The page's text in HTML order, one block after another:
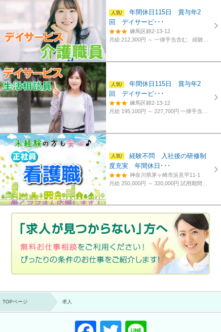
年間休日115日 賞与年2
回 デイサービ･･･
練馬区錦2-13-12
月給 212,300円 ～一律手当含む、経験・資格考慮
年間休日115日 賞与年2
回 デイサービ･･･
練馬区錦2-13-12
月給 195,100円 ～ 227,700円一律手当含む、経験・資格考慮
経験不問 入社後の研修制
度充実 年間休日･･･
神奈川県茅ヶ崎市浜見平11-1
月給 250,000円 ～ 320,000円試用期間あり。3カ月～4カ月。
TOPページ 求人